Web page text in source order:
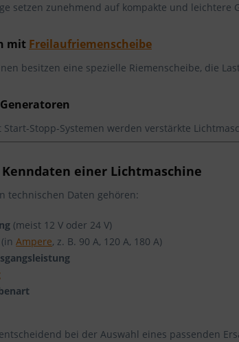
setzen zunehmend auf kompakte und
mit Freilaufriemenscheibe
besitzen eine spezielle Riemenscheibe, die
Start-Stopp-Systemen werden verstärkte
einer Lichtmaschine
technischen Daten gehören:
(meist 12 V oder 24 V)
(inAmpere, z. B. 90 A, 120 A, 180 A)
bei der Auswahl eines passenden